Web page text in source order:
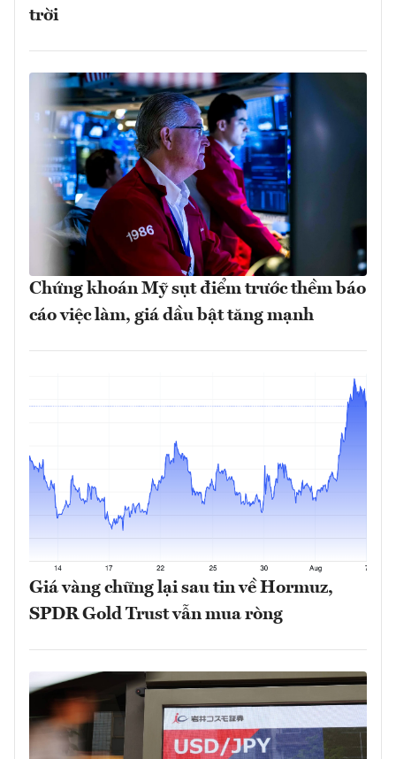
trời
Chứng khoán Mỹ sụt điểm trước thềm báo
cáo việc làm, giá dầu bật tăng mạnh
Giá vàng chững lại sau tin về Hormuz,
SPDR Gold Trust vẫn mua ròng